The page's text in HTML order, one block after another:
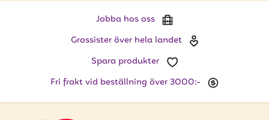
Glassutbildningar
Jobba hos oss
Grossister över hela landet
Spara produkter
Fri frakt vid beställning över 3000:-